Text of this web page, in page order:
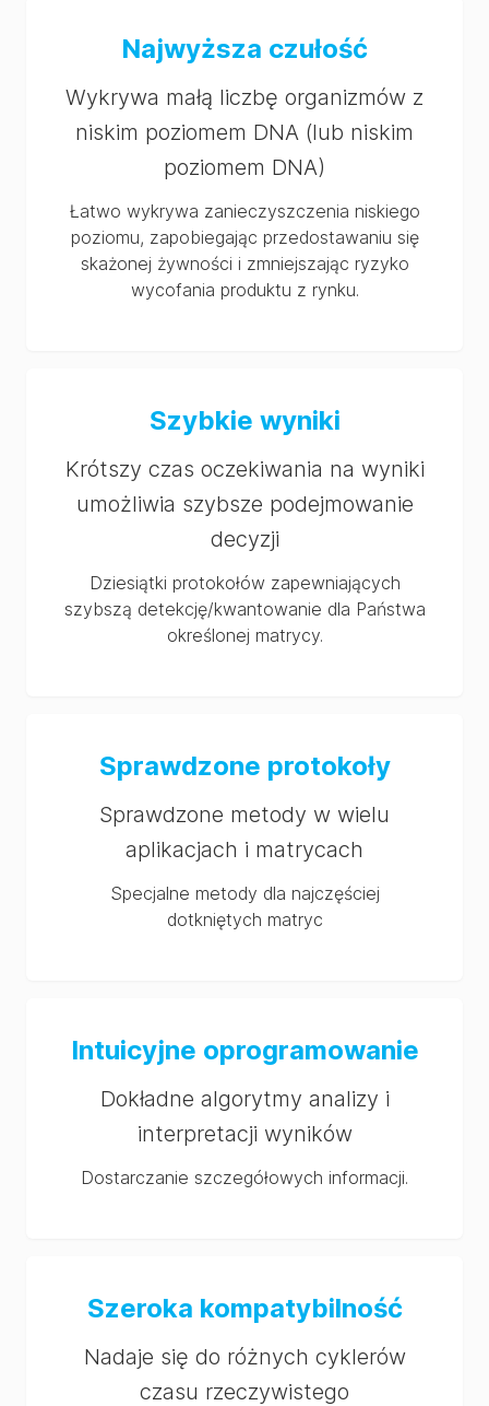
Najwyższa czułość
Wykrywa małą liczbę organizmów z
niskim poziomem DNA (lub niskim
poziomem DNA)
Łatwo wykrywa zanieczyszczenia niskiego
poziomu, zapobiegając przedostawaniu się
skażonej żywności i zmniejszając ryzyko
wycofania produktu z rynku.
Szybkie wyniki
Krótszy czas oczekiwania na wyniki
umożliwia szybsze podejmowanie
decyzji
Dziesiątki protokołów zapewniających
szybszą detekcję/kwantowanie dla Państwa
określonej matrycy.
Sprawdzone protokoły
Sprawdzone metody w wielu
aplikacjach i matrycach
Specjalne metody dla najczęściej
dotkniętych matryc
Intuicyjne oprogramowanie
Dokładne algorytmy analizy i
interpretacji wyników
Dostarczanie szczegółowych informacji.
Szeroka kompatybilność
Nadaje się do różnych cyklerów
czasu rzeczywistego